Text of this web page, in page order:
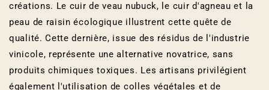
créations. Le cuir de veau nubuck, le cuir d'agneau et la
peau de raisin écologique illustrent cette quête de
qualité. Cette dernière, issue des résidus de l'industrie
vinicole, représente une alternative novatrice, sans
produits chimiques toxiques. Les artisans privilégient
également l'utilisation de colles végétales et de